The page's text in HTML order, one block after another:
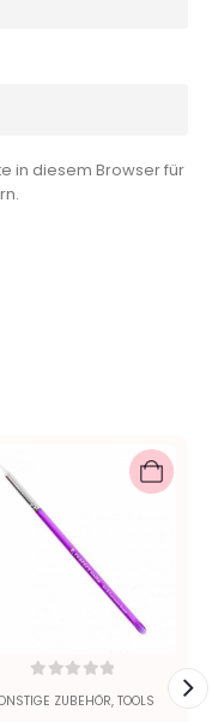
in diesem Browser für
ZUBEHÖR, TOOLS